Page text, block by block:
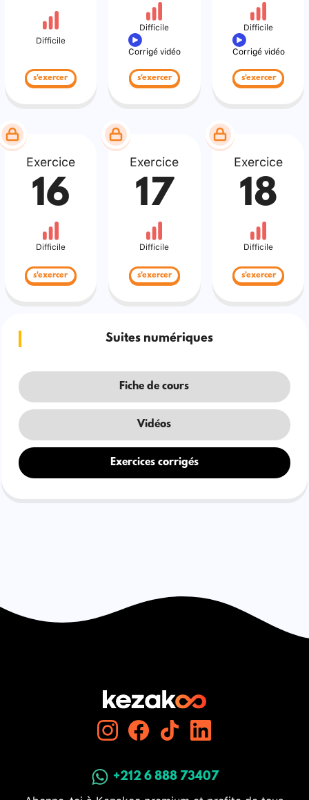
Difficile
s'exercer
Difficile
Corrigé vidéo
s'exercer
Difficile
Corrigé vidéo
s'exercer
Exercice
16
Difficile
s'exercer
Exercice
17
Difficile
s'exercer
Exercice
18
Difficile
s'exercer
Suites numériques
Fiche de cours
Vidéos
Exercices corrigés
+212 6 888 73407